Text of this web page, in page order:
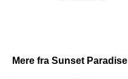
Mere fra Sunset Paradise